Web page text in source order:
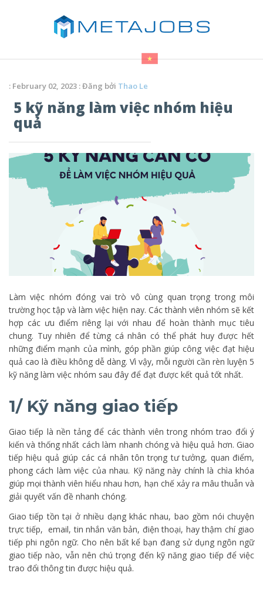
: February 02, 2023 : Đăng bởi Thao Le
5 kỹ năng làm việc nhóm hiệu
quả
Làm việc nhóm đóng vai trò vô cùng quan trọng trong môi
trường học tập và làm việc hiện nay. Các thành viên nhóm sẽ kết
hợp các ưu điểm riêng lại với nhau để hoàn thành mục tiêu
chung. Tuy nhiên để từng cá nhân có thể phát huy được hết
những điểm mạnh của mình, góp phần giúp công việc đạt hiệu
quả cao là điều không dễ dàng. Vì vậy, mỗi người cần rèn luyện 5
kỹ năng làm việc nhóm sau đây để đạt được kết quả tốt nhất.
1/ Kỹ năng giao tiếp
Giao tiếp là nền tảng để các thành viên trong nhóm trao đổi ý
kiến và thống nhất cách làm nhanh chóng và hiệu quả hơn. Giao
tiếp hiệu quả giúp các cá nhân tôn trọng tư tưởng, quan điểm,
phong cách làm việc của nhau. Kỹ năng này chính là chìa khóa
giúp mọi thành viên hiểu nhau hơn, hạn chế xảy ra mâu thuẫn và
giải quyết vấn đề nhanh chóng.
Giao tiếp tồn tại ở nhiều dạng khác nhau, bao gồm nói chuyện
trực tiếp, email, tin nhắn văn bản, điện thoại, hay thậm chí giao
tiếp phi ngôn ngữ. Cho nên bất kể bạn đang sử dụng ngôn ngữ
giao tiếp nào, vẫn nên chú trọng đến kỹ năng giao tiếp để việc
trao đổi thông tin được hiệu quả.